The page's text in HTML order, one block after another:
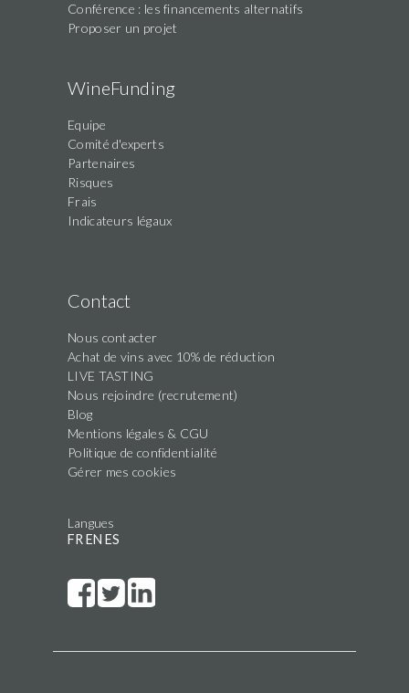
Conférence : les financements alternatifs
Proposer un projet
WineFunding
Equipe
Comité d'experts
Partenaires
Risques
Frais
Indicateurs légaux
Contact
Nous contacter
Achat de vins avec 10% de réduction
LIVE TASTING
Nous rejoindre (recrutement)
Blog
Mentions légales & CGU
Politique de confidentialité
Gérer mes cookies
Langues
FR EN ES